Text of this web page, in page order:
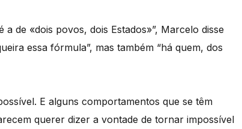
de «dois povos, dois Estados»”, Marcelo disse
essa fórmula”, mas também “há quem, dos
E alguns comportamentos que se têm
querer dizer a vontade de tornar impossível